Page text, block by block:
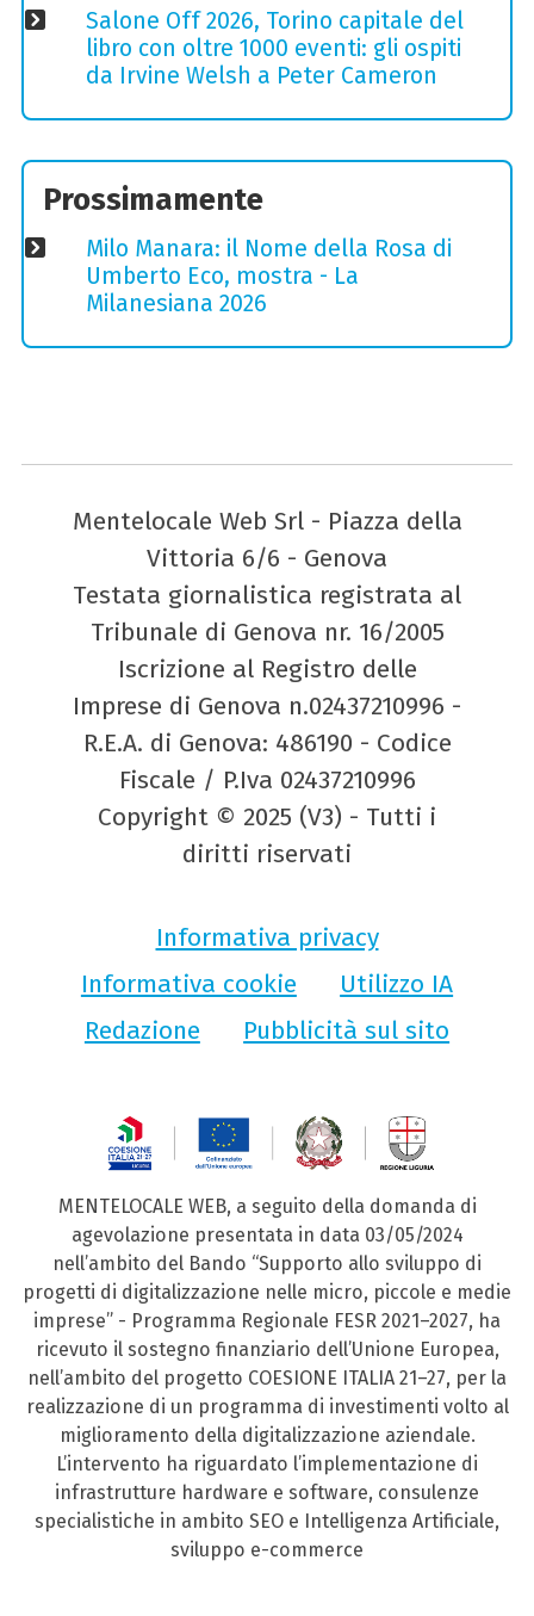
Salone Off 2026, Torino capitale del
libro con oltre 1000 eventi: gli ospiti
da Irvine Welsh a Peter Cameron
Prossimamente
Milo Manara: il Nome della Rosa di
Umberto Eco, mostra - La
Milanesiana 2026
Mentelocale Web Srl - Piazza della
Vittoria 6/6 - Genova
Testata giornalistica registrata al
Tribunale di Genova nr. 16/2005
Iscrizione al Registro delle
Imprese di Genova n.02437210996 -
R.E.A. di Genova: 486190 - Codice
Fiscale / P.Iva 02437210996
Copyright © 2025 (V3) - Tutti i
diritti riservati
Informativa privacy
Informativa cookie
Utilizzo IA
Redazione
Pubblicità sul sito
MENTELOCALE WEB, a seguito della domanda di
agevolazione presentata in data 03/05/2024
nell’ambito del Bando “Supporto allo sviluppo di
progetti di digitalizzazione nelle micro, piccole e medie
imprese” - Programma Regionale FESR 2021–2027, ha
ricevuto il sostegno finanziario dell’Unione Europea,
nell’ambito del progetto COESIONE ITALIA 21–27, per la
realizzazione di un programma di investimenti volto al
miglioramento della digitalizzazione aziendale.
L’intervento ha riguardato l’implementazione di
infrastrutture hardware e software, consulenze
specialistiche in ambito SEO e Intelligenza Artificiale,
sviluppo e-commerce